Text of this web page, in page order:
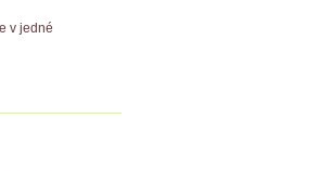
v jedné